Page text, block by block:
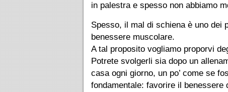
in palestra e spesso non abbiamo
Spesso, il mal di schiena è uno dei
benessere muscolare.
A tal proposito vogliamo proporvi
Potrete svolgerli sia dopo un
casa ogni giorno, un po’ come se
fondamentale: favorire il